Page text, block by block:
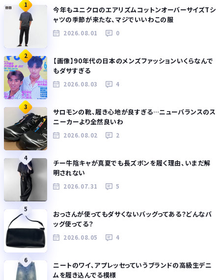
1
今年もユニクロのエアリズムコットンオーバーサイズTシ
ャツの季節が来たな、マジでいいわこの服
2026.08.01 0
2
【画像】90年代の日本のメンズファッションいくらなんで
もダサすぎる
2026.08.03 4
3
サロモンの靴、履き心地が良すぎる…ニューバランスのス
ニーカーより全然良いわ
2026.08.02 2
4
チー牛陰キャが真夏でも長ズボンを履く理由、いまだ解
明されない
2026.07.31 5
5
おっさんが使ってもダサくないバッグってある？どんなバ
ッグ使ってる？
2026.08.05 4
6
ニートのワイ、アプレッセっていうブランドの高級生デニ
ムを履き込んでる模様